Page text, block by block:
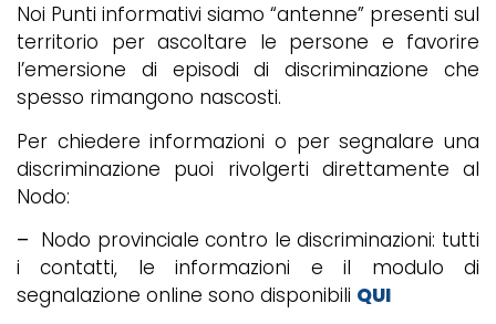
Noi Punti informativi siamo “antenne” presenti sul
territorio per ascoltare le persone e favorire
l’emersione di episodi di discriminazione che
spesso rimangono nascosti.
Per chiedere informazioni o per segnalare una
discriminazione puoi rivolgerti direttamente al
Nodo:
– Nodo provinciale contro le discriminazioni: tutti
i contatti, le informazioni e il modulo di
segnalazione online sono disponibili QUI